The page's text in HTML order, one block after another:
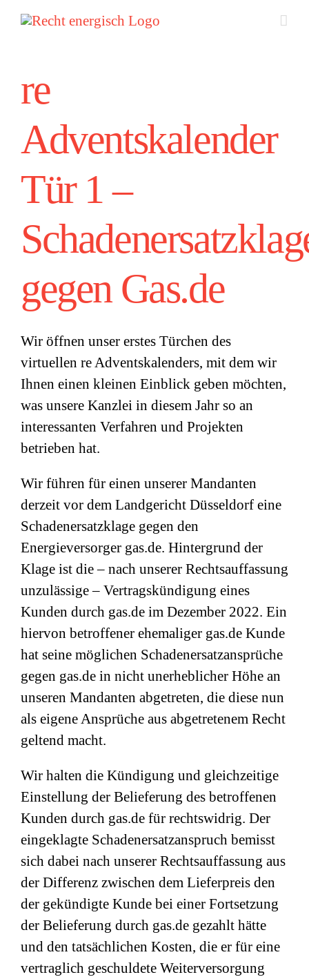
Zum
Inhalt
re
Adventskalender
Tür 1 –
gegen Gas.de
Wir öffnen unser erstes Türchen des
virtuellen re Adventskalenders, mit dem wir
Ihnen einen kleinen Einblick geben möchten,
was unsere Kanzlei in diesem Jahr so an
interessanten Verfahren und Projekten
betrieben hat.
Wir führen für einen unserer Mandanten
derzeit vor dem Landgericht Düsseldorf eine
Schadenersatzklage gegen den
Energieversorger gas.de. Hintergrund der
Klage ist die – nach unserer Rechtsauffassung
unzulässige – Vertragskündigung eines
Kunden durch gas.de im Dezember 2022. Ein
hiervon betroffener ehemaliger gas.de Kunde
hat seine möglichen Schadenersatzansprüche
gegen gas.de in nicht unerheblicher Höhe an
unseren Mandanten abgetreten, die diese nun
als eigene Ansprüche aus abgetretenem Recht
geltend macht.
Wir halten die Kündigung und gleichzeitige
Einstellung der Belieferung des betroffenen
Kunden durch gas.de für rechtswidrig. Der
eingeklagte Schadenersatzanspruch bemisst
sich dabei nach unserer Rechtsauffassung aus
der Differenz zwischen dem Lieferpreis den
der gekündigte Kunde bei einer Fortsetzung
der Belieferung durch gas.de gezahlt hätte
und den tatsächlichen Kosten, die er für eine
vertraglich geschuldete Weiterversorgung